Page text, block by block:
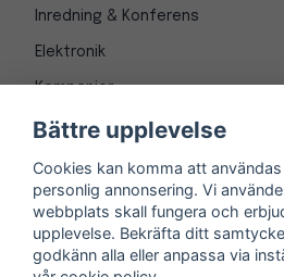
Inredning & Konferens
Elektronik
Kampanjer
© Copyright 1997-2026
Bättre upplevelse
Cookies kan komma att
personlig annonsering. Vi
webbplats skall fungera och
upplevelse. Bekräfta ditt
godkänn alla eller anpassa via